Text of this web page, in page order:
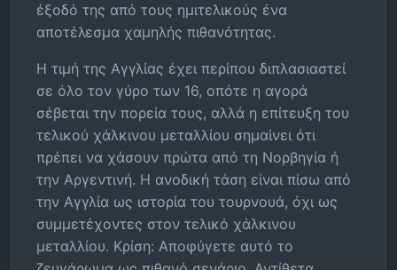
έξοδό της από τους ημιτελικούς ένα
αποτέλεσμα χαμηλής πιθανότητας.
Η τιμή της Αγγλίας έχει περίπου διπλασιαστεί
σε όλο τον γύρο των 16, οπότε η αγορά
σέβεται την πορεία τους, αλλά η επίτευξη του
τελικού χάλκινου μεταλλίου σημαίνει ότι
πρέπει να χάσουν πρώτα από τη Νορβηγία ή
την Αργεντινή. Η ανοδική τάση είναι πίσω από
την Αγγλία ως ιστορία του τουρνουά, όχι ως
συμμετέχοντες στον τελικό χάλκινου
μεταλλίου. Κρίση: Αποφύγετε αυτό το